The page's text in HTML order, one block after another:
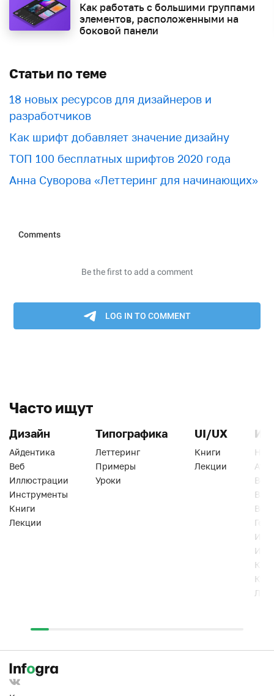
Как работать с большими группами
элементов, расположенными на
боковой панели
Статьи по теме
18 новых ресурсов для дизайнеров и
разработчиков
Как шрифт добавляет значение дизайну
ТОП 100 бесплатных шрифтов 2020 года
Анна Суворова «Леттеринг для начинающих»
Часто ищут
Дизайн
Айдентика
Веб
Иллюстрации
Инструменты
Книги
Лекции
Типографика
Леттеринг
Примеры
Уроки
UI/UX
Книги
Лекции
Веб